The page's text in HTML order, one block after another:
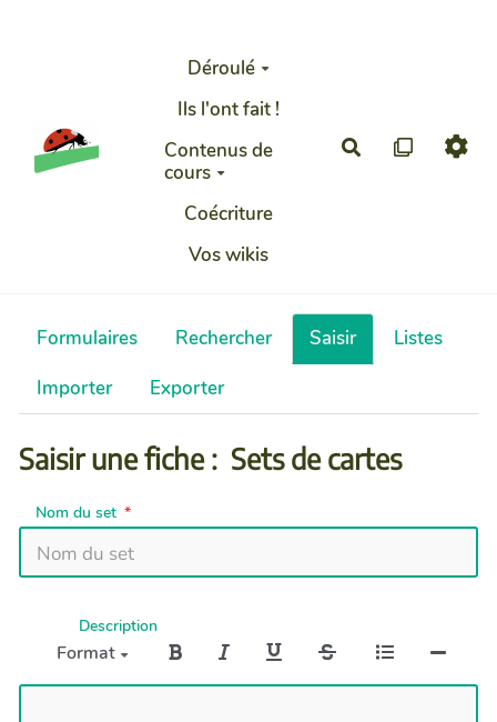
Déroulé
Ils l'ont fait !
Contenus de
cours
Coécriture
Vos wikis
Rechercher
Formulaires Rechercher Saisir
Listes
Importer
Exporter
Saisir une fiche : Sets de cartes
Nom du set
Description
Format